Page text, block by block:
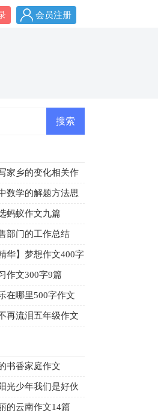
会员注册
家乡的变化相关作
数学的解题方法思
蚂蚁作文九篇
部门的工作总结
精华】梦想作文400字
作文300字9篇
在哪里500字作文
再流泪五年级作文
书香家庭作文
阳光少年我们是好伙
优秀作文
的云南作文14篇